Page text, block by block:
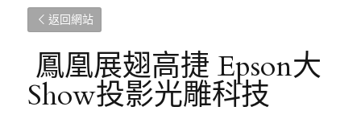
返回網站
Show投影光雕科技